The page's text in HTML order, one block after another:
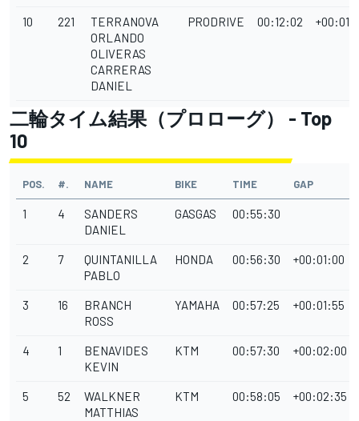
10 221
TERRANOVA
ORLANDO
OLIVERAS
CARRERAS
DANIEL
PRODRIVE 00:12:02
二輪タイム結果（プロローグ） - Top
10
POS. #. NAME BIKE TIME GAP
1 4
SANDERS
DANIEL
GASGAS 00:55:30
2 7
QUINTANILLA
PABLO
HONDA 00:56:30 +00:01:00
3 16
BRANCH
ROSS
YAMAHA 00:57:25 +00:01:55
4 1
BENAVIDES
KEVIN
KTM 00:57:30 +00:02:00
5 52
WALKNER
MATTHIAS
KTM 00:58:05 +00:02:35